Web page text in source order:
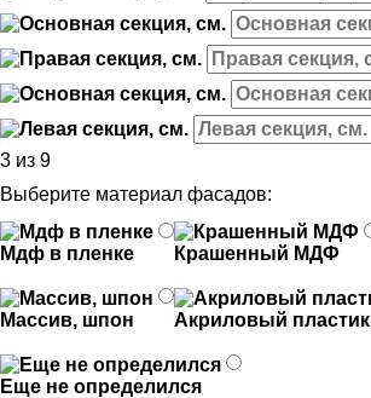
3 из 9
Выберите материал фасадов:
Мдф в пленке Крашенный МДФ
Массив, шпон Акриловый пластик
Еще не определился